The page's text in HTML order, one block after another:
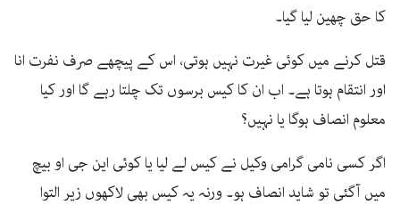
کا حق چھین لیا گیا۔
قتل کرنے میں کوئی غیرت نہیں ہوتی، اس کے پیچھے صرف نفرت انا
اور انتقام ہوتا ہے۔ اب ان کا کیس برسوں تک چلتا رہے گا اور کیا
معلوم انصاف ہوگا یا نہیں؟
اگر کسی نامی گرامی وکیل نے کیس لے لیا یا کوئی این جی او بیچ
میں آگئی تو شاید انصاف ہو۔ ورنہ یہ کیس بھی لاکھوں زیر التوا